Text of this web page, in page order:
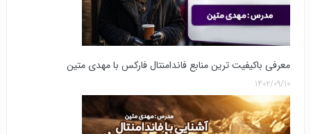
معرفی باکیفیت ترین منابع فاندامنتال فارکس با مهدی متین
۱۴۰۲/۰۹/۱۰